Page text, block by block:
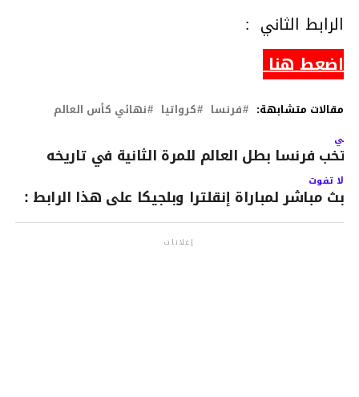
الرابط الثاني :
اضعط هنا
مقالات متشابهة: فرنسا كرواتيا نهائي كأس العالم
فرنسا بطل العالم للمرة الثانية في تاريخه
لا تفوت
بث مباشر لمباراة إنقلترا وبلجيكا على هذا الرابط :
إعلانات